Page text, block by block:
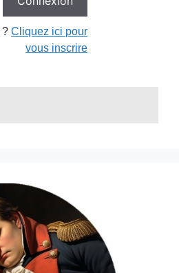
?Cliquez ici pour
vous inscrire